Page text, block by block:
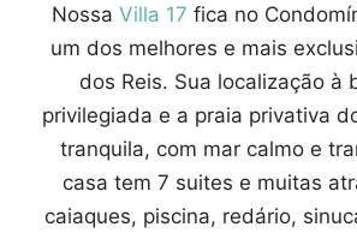
Nossa Villa 17 fica no
um dos melhores e mais
dos Reis. Sua localização à
privilegiada e a praia privativa
tranquila, com mar calmo e
casa tem 7 suites e muitas
caiaques, piscina, redário,